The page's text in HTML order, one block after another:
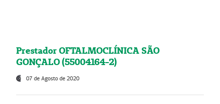
Prestador OFTALMOCLÍNICA SÃO
GONÇALO (55004164-2)
07 de Agosto de 2020